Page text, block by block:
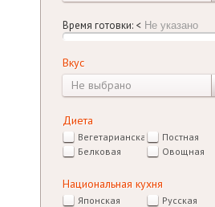
Время готовки: <
Вкус
Не выбрано
Диета
Вегетарианская
Постная
Белковая
Овощная
Национальная кухня
Японская
Русская